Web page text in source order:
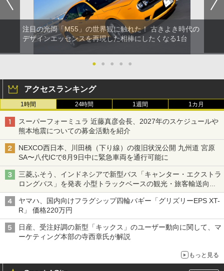
注目の光岡「M55」の世界観に触れた！ 古きよき時代の
デザインエッセンスを再現した相棒にしたくなる1台
● ● ● ● ●
アクセスランキング
1時間 24時間 1週間 1カ月
スーパーフォーミュラ 近藤真彦会長、2027年のスケジュールや
熊本地震についての募金活動を紹介
NEXCO西日本、川田橋（下り線）の復旧状況公開 九州道 宮原
SA〜八代ICで8月9日中に緊急車両を通行可能に
三菱ふそう、インドネシアで新型バス「キャンター・エクストラ
ロングバス」を発表 小型トラックベースの観光・旅客輸送向け
バス
ヤマハ、国内向けフラグシップ四輪バギー「グリズリーEPS XT-
R」 価格220万円
日産、受注好調の新型「キックス」のユーザー動向に関して、マ
ーケティング本部の寺西章氏が解説
もっと見る